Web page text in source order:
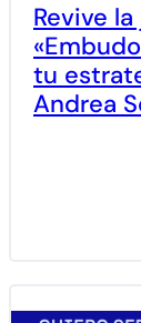
Revive
tu
Andrea